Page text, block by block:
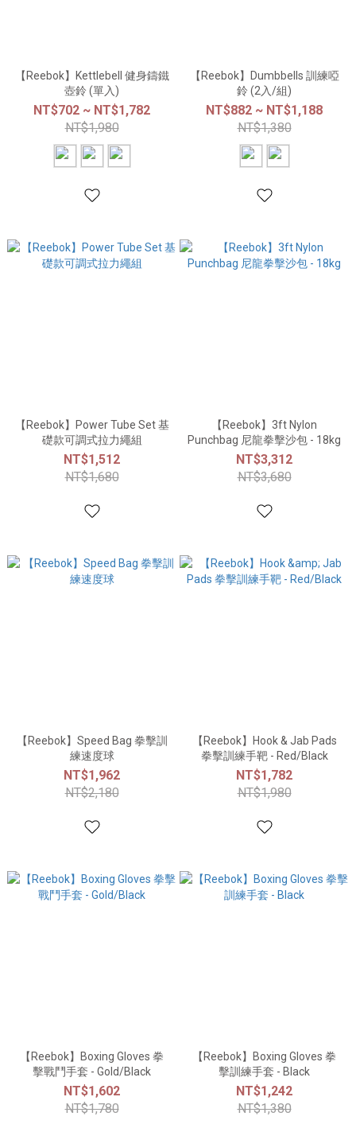
【Reebok】Kettlebell 健身鑄鐵
壺鈴 (單入)
NT$702 ~ NT$1,782
NT$1,980
【Reebok】Dumbbells 訓練啞
鈴 (2入/組)
NT$882 ~ NT$1,188
NT$1,380
【Reebok】Power Tube Set 基
礎款可調式拉力繩組
NT$1,512
NT$1,680
【Reebok】3ft Nylon
Punchbag 尼龍拳擊沙包 - 18kg
NT$3,312
NT$3,680
【Reebok】Speed Bag 拳擊訓
練速度球
NT$1,962
NT$2,180
【Reebok】Hook & Jab Pads
拳擊訓練手靶 - Red/Black
NT$1,782
NT$1,980
【Reebok】Boxing Gloves 拳
擊戰鬥手套 - Gold/Black
NT$1,602
NT$1,780
【Reebok】Boxing Gloves 拳
擊訓練手套 - Black
NT$1,242
NT$1,380